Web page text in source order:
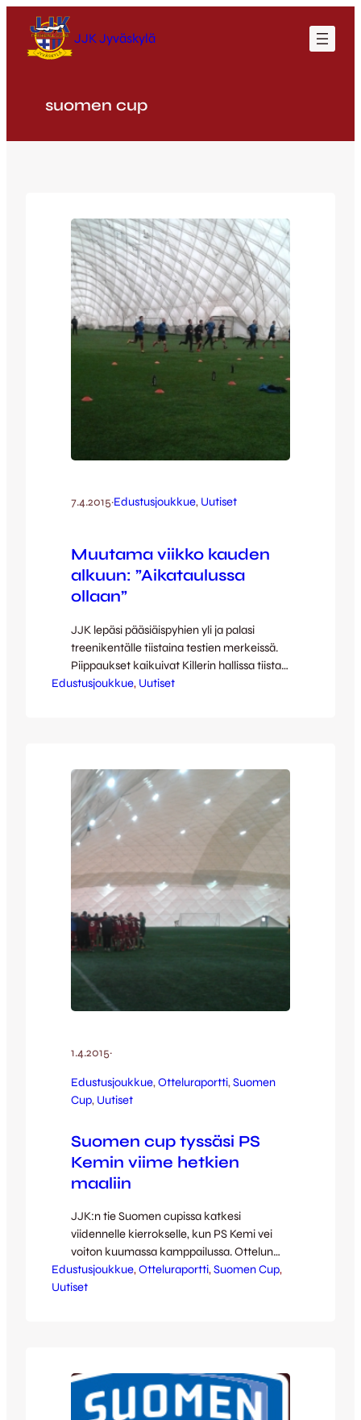
sisältöön
JJK Jyväskylä
suomen cup
7.4.2015·Edustusjoukkue, Uutiset
Muutama viikko kauden
alkuun: ”Aikataulussa
ollaan”
JJK lepäsi pääsiäispyhien yli ja palasi
treenikentälle tiistaina testien merkeissä.
Piippaukset kaikuivat Killerin hallissa tiistai-
iltapäivällä, kun Kettulauma laitettiin
Hyvin ollaan tulosten mukaan aikataulussa.
Kehitystä on tullut tasaisesti sekä
nopeudessa että kestävyydessä,
oikeastaan jopa yllättävänkin hyvin, koska
molempien treenaaminen helposti…
Edustusjoukkue, Uutiset
1.4.2015·
Edustusjoukkue, Otteluraportti, Suomen
Cup, Uutiset
Suomen cup tyssäsi PS
Kemin viime hetkien
maaliin
JJK:n tie Suomen cupissa katkesi
viidennelle kierrokselle, kun PS Kemi vei
voiton kuumassa kamppailussa. Ottelun
ainoaksi jääneen maalin teki David
Bitsindou 83. minuutilla. Avauspuolikas oli
myöskään itse päässyt huippupaikoille.
Molemmilla oli jakson puolivaiheilla
puolittaiset paikat, kun ensin…
Edustusjoukkue, Otteluraportti, Suomen Cup
Uutiset